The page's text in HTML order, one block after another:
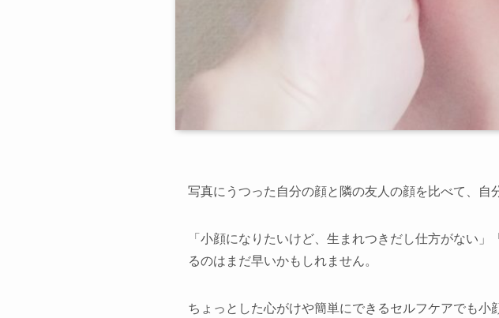
写真にうつった自分の顔と隣の友人の顔を比べて、
「小顔になりたいけど、生まれつきだし仕方がない
るのはまだ早いかもしれません。
ちょっとした心がけや簡単にできるセルフケアでも小
久屋大通店 刈谷店